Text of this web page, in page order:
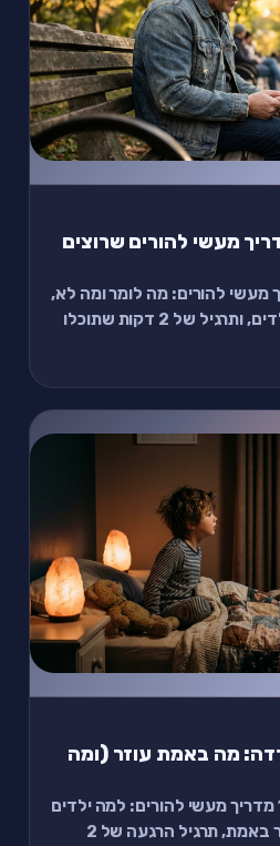
מעשי להורים שרוצים
מעשי להורים: מה לומר ומה לא,
איך לזהות חרדה אצל ילדים, ותרגיל של 2 דקות שתוכלו
מה באמת עוזר (ומה
מעשי להורים: למה ילדים
מפחדים בלילה, מה עוזר באמת, תרגיל הרגעה של 2